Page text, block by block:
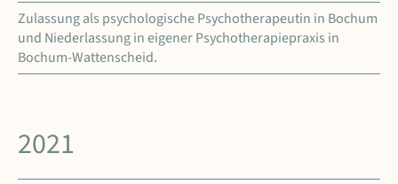
Zulassung als psychologische Psychotherapeutin in Bochum
und Niederlassung in eigener Psychotherapiepraxis in
Bochum-Wattenscheid.
2021